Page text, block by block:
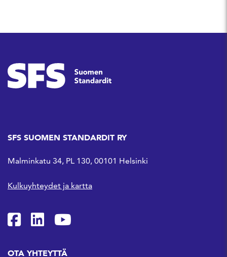
SFS SUOMEN STANDARDIT RY
Malminkatu 34, PL 130, 00101 Helsinki
Kulkuyhteydet ja kartta
SFS Facebookissa
SFS Linkedinissä
SFS Youtubessa
OTA YHTEYTTÄ